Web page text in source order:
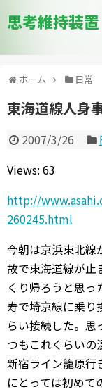
思考維持装置
ホーム 日常
東海道線人身
2007/3/26
Views: 63
http://
260245.html
今朝は京浜東北線
故で東海道線が止
くり帰ろうと思
寿で埼京線に乗り
らい接続した。思
つもこれくらいの
新宿ライン籠原行
にとっては初めて